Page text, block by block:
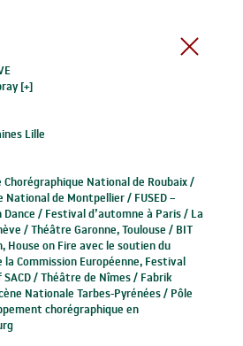
[+]
Lille
National de Roubaix /
National de Montpellier / FUSED –
Dance / Festival d’automne à Paris / La
/ Théâtre Garonne, Toulouse / BIT
House on Fire avec le soutien du
Commission Européenne, Festival
SACD / Théâtre de Nîmes / Fabrik
Nationale Tarbes-Pyrénées / Pôle
chorégraphique en